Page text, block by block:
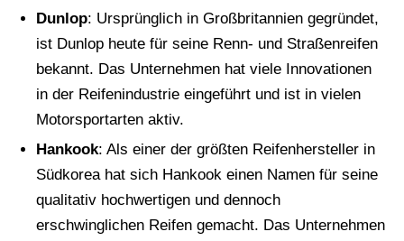
Dunlop: Ursprünglich in Großbritannien gegründet,
ist Dunlop heute für seine Renn- und Straßenreifen
bekannt. Das Unternehmen hat viele Innovationen
in der Reifenindustrie eingeführt und ist in vielen
Motorsportarten aktiv.
Hankook: Als einer der größten Reifenhersteller in
Südkorea hat sich Hankook einen Namen für seine
qualitativ hochwertigen und dennoch
erschwinglichen Reifen gemacht. Das Unternehmen